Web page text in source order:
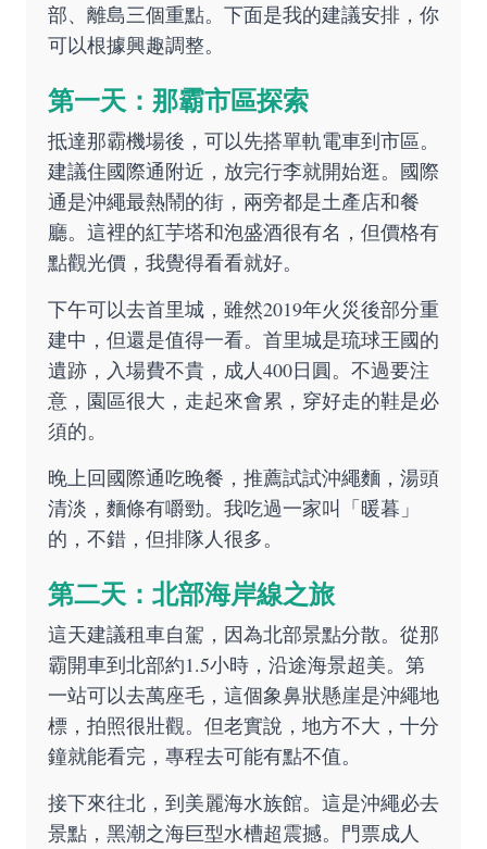
部、離島三個重點。下面是我的建議安排，你
可以根據興趣調整。
第一天：那霸市區探索
抵達那霸機場後，可以先搭單軌電車到市區。
建議住國際通附近，放完行李就開始逛。國際
通是沖繩最熱鬧的街，兩旁都是土產店和餐
廳。這裡的紅芋塔和泡盛酒很有名，但價格有
點觀光價，我覺得看看就好。
下午可以去首里城，雖然2019年火災後部分重
建中，但還是值得一看。首里城是琉球王國的
遺跡，入場費不貴，成人400日圓。不過要注
意，園區很大，走起來會累，穿好走的鞋是必
須的。
晚上回國際通吃晚餐，推薦試試沖繩麵，湯頭
清淡，麵條有嚼勁。我吃過一家叫「暖暮」
的，不錯，但排隊人很多。
第二天：北部海岸線之旅
這天建議租車自駕，因為北部景點分散。從那
霸開車到北部約1.5小時，沿途海景超美。第
一站可以去萬座毛，這個象鼻狀懸崖是沖繩地
標，拍照很壯觀。但老實說，地方不大，十分
鐘就能看完，專程去可能有點不值。
接下來往北，到美麗海水族館。這是沖繩必去
景點，黑潮之海巨型水槽超震撼。門票成人